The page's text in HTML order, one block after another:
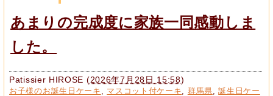
あまりの完成度に家族一同感動しま
した。
Patissier HIROSE (2026年7月28日 15:58)
お子様のお誕生日ケーキ マスコット付ケーキ 群馬県 ,誕生日ケー